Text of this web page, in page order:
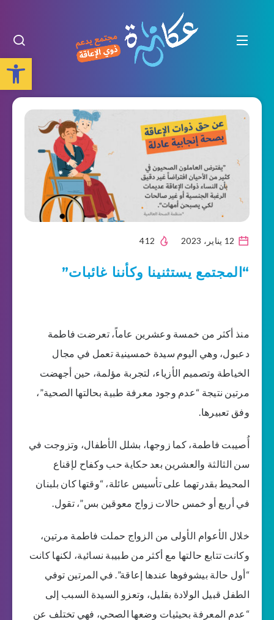
Open toolbar
“المجتمع يستثنينا وكأننا غائبات”
منذ أكثر من خمسة وعشرين عاماً، تعرضت فاطمة
دعبول، وهي اليوم سيدة خمسينية تعمل في مجال
الخياطة وتصميم الأزياء، لتجربة مؤلمة، حين أجهضت
مرتين نتيجة “عدم وجود معرفة طبية بحالتها الصحية”،
وفق تعبيرها.
أُصيبت فاطمة، كما زوجها، بشلل الأطفال، وتزوجت في
سن الثالثة والعشرين بعد حكاية حب وكفاح لإقناع
المحيط بقدرتهما على تأسيس عائلة، “وقتها كان بلبنان
في أربع أو خمس حالات زواج معوقين بس”، تقول.
خلال الأعوام الأولى من الزواج حملت فاطمة مرتين،
وكانت تتابع حالتها مع أكثر من طبيبة نسائية، لكنها كانت
“أول حالة بيشوفوها عندها إعاقة”. في المرتين توفي
الطفل قبيل الولادة بقليل، وتعزو السيدة السبب إلى
“عدم المعرفة بحيثيات وضعها الصحي، فهي تختلف عن